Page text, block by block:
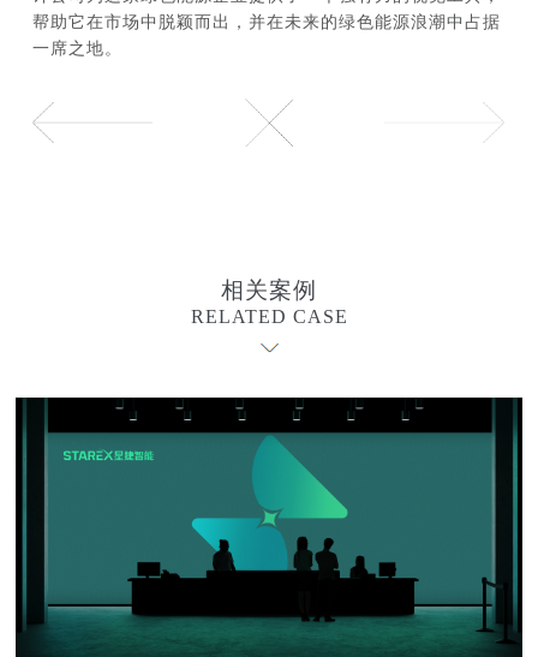
帮助它在市场中脱颖而出，并在未来的绿色能源浪潮中占据
一席之地。
相关案例
RELATED CASE